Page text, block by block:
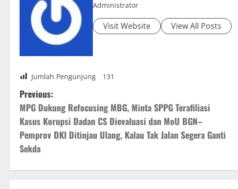
Administrator
Visit Website View All Posts
Jumlah Pengunjung 131
P
o
s
t
Previous:
‎MPG Dukung Refocusing MBG, Minta SPPG Terafiliasi
Kasus Korupsi Dadan CS Dievaluasi dan MoU BGN–
Pemprov DKI Ditinjau Ulang, Kalau Tak Jalan Segera Ganti
Sekda ‎